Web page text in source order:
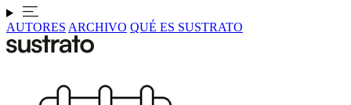
AUTORES ARCHIVO QUÉ ES SUSTRATO